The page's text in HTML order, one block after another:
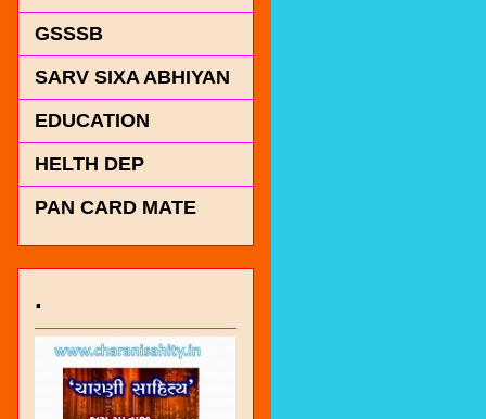
GSSSB
SARV SIXA ABHIYAN
EDUCATION
HELTH DEP
PAN CARD MATE
.